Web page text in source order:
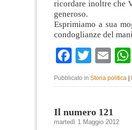
ricordare inoltre che
generoso.
Esprimiamo a sua
condoglianze del
Facebook
Twitter
Pubblicato in Storia politica |
Il numero 121
martedì 1 Maggio 2012